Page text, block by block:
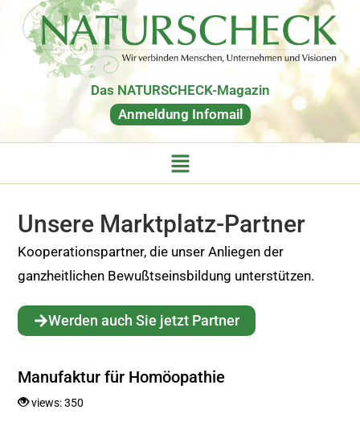
Das NATURSCHECK-Magazin
Anmeldung Infomail
Unsere Marktplatz-Partner
Kooperationspartner, die unser Anliegen der
ganzheitlichen Bewußtseinsbildung unterstützen.
Werden auch Sie jetzt Partner
Manufaktur für Homöopathie
views: 350